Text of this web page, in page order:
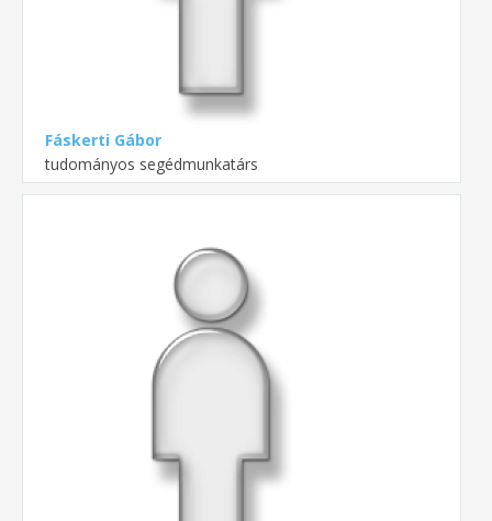
Fáskerti Gábor
tudományos segédmunkatárs